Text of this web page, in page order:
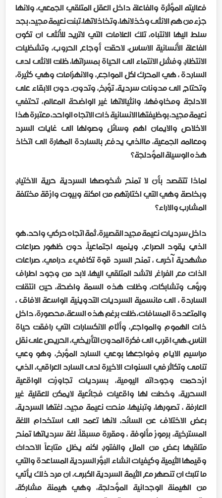
فعاليته المؤثرة والفاعلة داخل العقل المتلقي الجمعي، ولانها
جزء من هم الانثى وخذلانها، وتخاذلاتها، تبنت نعيمة مجيد، بجد
سلط اليها الانتباه، تلك العلامات التي لاتريد للأنثى ان تكون
الفاعلة الأنسانية الاساس، لاحقت أوجاع الحروب، وتشظيات
الانتظار، وفشل الانتماء الى الحياة بمسراتها، ظلت الانثى لدى
الساردة ، هي المحرك لكل المواجع، والانهزامات وهي كثيرة،
وتحتاج الى مدونات سردية، تؤرخ، وتدون، دون الابقاء على
الادلجة ومخاوفها، وانثيالاتها غير الواضحة المعالم، تحتفي
نعيمة مجيد، بوظيفتها الانسانية ذات الاتجاه الواحد، معتبرة هذا
الاخلاص والايمان اهم وسائل وصولها الى غايات السرد
ومعالمه الجمعية، ماالذي يدفع بالساردة المهارة الى اتخاذ
هذه الوسيلة المؤدلجة؟
لماذا تتقصد بأن لا تمنح شخوصها السردية حرية الاختيار،
وبخاصة وهي التي اختارتهم من امكنة وبيوت وازقة مختلفة
المشارب والاراء؟
داخل سرديات نعيمة مجيد القصيرة، ثمة اتجاه حركي واحد، هو
الذي يقود الصراع، وينميه اجتماعياً، دون ظهور صراعات
مشهدية آخرى ، تمنح السرد قوة تكافيء درامي، صراعات
الذات مع الفراغ لاتشد المتلقي اليها، لابد من وجود اطراف
ورؤى وتشابكات، وظلت هذه السمة واضحة، حين انتقلت
الساردة ، الى مانسمية السرديات التدوينية الواسعة الافاق ،
والمتعددة المسافات، ظلت برغم هذه السعة، محصورة، داخل
ذات الهموم والمواجع، وأثام الانكسارات التي رافقت حياة
الناس، هي اقرب الى فكرة المدون التأريخي، الحريص على نقل
مراسيم الايام وفواجعها بوعي السارد المؤرخ، وهو وعي
تنامى وتكاثر في السنوات الاخيرة لدى السارد العراقي، الذي
ازدحمت وجوداته اليومية، بسرديات تجاوزت الواقعية
السحرية، وخطت لها واقعيات فجائعية لايمكن للعقلية غير
العارفة ، تصورها، وتبنيها، منحت نعيمة مجيد، لغتها السردية،
بعض الاختلاف عن السائد، لانها تعمد الى استخدام اللغة
المسترخية، برموز مألوفة ، ومقررة مسبقاً، لغة سردياتها تمنح
متلقيها بعض من الملل والفتور، لكنه يظل متابعاً الاحداث
وقيمها الثيمية وكيفيات انشاء البؤر السردية المساعدة والتي
ما تلبث ان تنصهر مع الثيمة السردية الكبرى، ان مرد ذلك يأتي
من الهيمنة الوجدانية المؤدلجة، وهي هيمنة مشاركة،